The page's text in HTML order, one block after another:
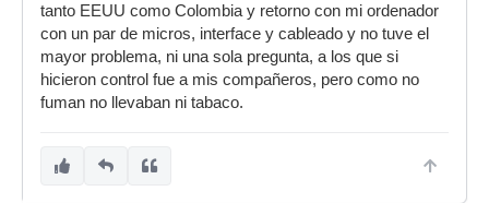
tanto EEUU como Colombia y retorno con mi ordenador
con un par de micros, interface y cableado y no tuve el
mayor problema, ni una sola pregunta, a los que si
hicieron control fue a mis compañeros, pero como no
fuman no llevaban ni tabaco.